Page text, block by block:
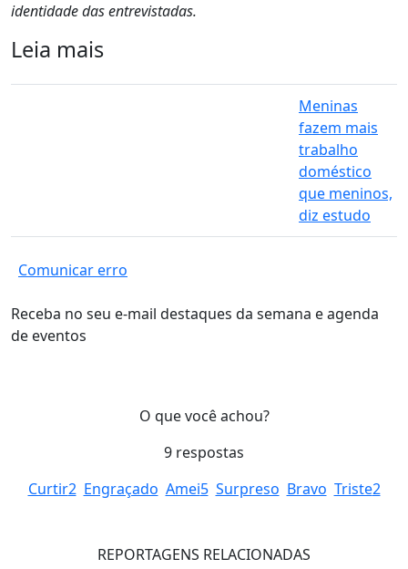
identidade das entrevistadas.
Leia mais
Meninas
fazem mais
trabalho
doméstico
que meninos,
diz estudo
Comunicar erro
Receba no seu e-mail destaques da semana e agenda
de eventos
O que você achou?
9 respostas
Curtir2 Engraçado Amei5 Surpreso Bravo Triste2
REPORTAGENS RELACIONADAS